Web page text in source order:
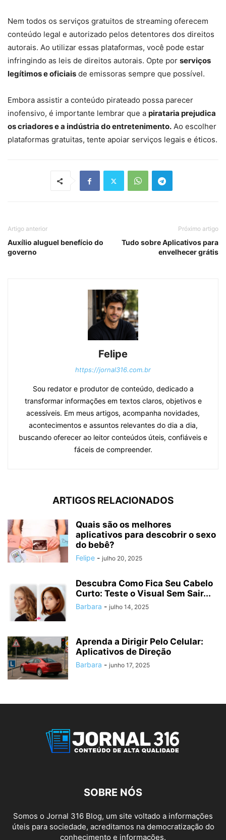
Nem todos os serviços gratuitos de streaming oferecem
conteúdo legal e autorizado pelos detentores dos direitos
autorais. Ao utilizar essas plataformas, você pode estar
infringindo as leis de direitos autorais. Opte por serviços
legítimos e oficiais de emissoras sempre que possível.
Embora assistir a conteúdo pirateado possa parecer
inofensivo, é importante lembrar que a pirataria prejudica
os criadores e a indústria do entretenimento. Ao escolher
plataformas gratuitas, tente apoiar serviços legais e éticos.
Artigo anterior
Auxílio aluguel benefício do
governo
Próximo artigo
Tudo sobre Aplicativos para
envelhecer grátis
Felipe
https://jornal316.com.br
Sou redator e produtor de conteúdo, dedicado a
transformar informações em textos claros, objetivos e
acessíveis. Em meus artigos, acompanha novidades,
acontecimentos e assuntos relevantes do dia a dia,
buscando oferecer ao leitor conteúdos úteis, confiáveis e
fáceis de compreender.
ARTIGOS RELACIONADOS
Quais são os melhores
aplicativos para descobrir o sexo
do bebê?
Felipe - julho 20, 2025
Descubra Como Fica Seu Cabelo
Curto: Teste o Visual Sem Sair...
Barbara - julho 14, 2025
Aprenda a Dirigir Pelo Celular:
Aplicativos de Direção
Barbara - junho 17, 2025
SOBRE NÓS
Somos o Jornal 316 Blog, um site voltado a informações
úteis para sociedade, acreditamos na democratização do
conhecimento e informações.